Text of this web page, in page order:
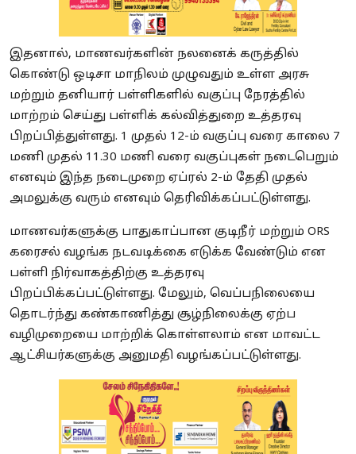
இதனால், மாணவர்களின் நலனைக் கருத்தில்
கொண்டு ஒடிசா மாநிலம் முழுவதும் உள்ள அரசு
மற்றும் தனியார் பள்ளிகளில் வகுப்பு நேரத்தில்
மாற்றம் செய்து பள்ளிக் கல்வித்துறை உத்தரவு
பிறப்பித்துள்ளது. 1 முதல் 12-ம் வகுப்பு வரை காலை 7
மணி முதல் 11.30 மணி வரை வகுப்புகள் நடைபெறும்
எனவும் இந்த நடைமுறை ஏப்ரல் 2-ம் தேதி முதல்
அமலுக்கு வரும் எனவும் தெரிவிக்கப்பட்டுள்ளது.
மாணவர்களுக்கு பாதுகாப்பான குடிநீர் மற்றும் ORS
கரைசல் வழங்க நடவடிக்கை எடுக்க வேண்டும் என
பள்ளி நிர்வாகத்திற்கு உத்தரவு
பிறப்பிக்கப்பட்டுள்ளது. மேலும், வெப்பநிலையை
தொடர்ந்து கண்காணித்து சூழ்நிலைக்கு ஏற்ப
வழிமுறையை மாற்றிக் கொள்ளலாம் என மாவட்ட
ஆட்சியர்களுக்கு அனுமதி வழங்கப்பட்டுள்ளது.